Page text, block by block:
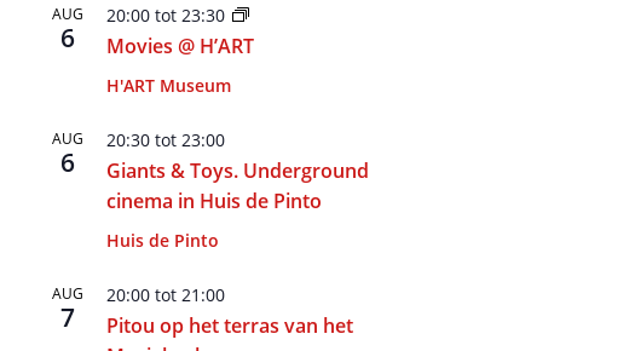
AUG
6
20:00tot 23:30
Movies @ H’ART
H'ART Museum
AUG
6
20:30tot 23:00
Giants & Toys. Underground
cinema in Huis de Pinto
Huis de Pinto
AUG
7
20:00tot 21:00
Pitou op het terras van het